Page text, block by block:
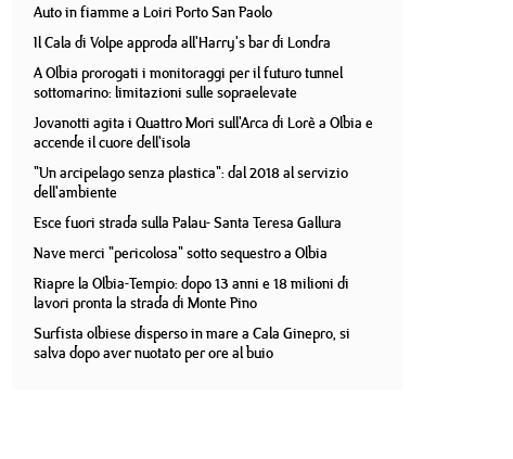
Auto in fiamme a Loiri Porto San Paolo
Il Cala di Volpe approda all'Harry's bar di Londra
A Olbia prorogati i monitoraggi per il futuro tunnel
sottomarino: limitazioni sulle sopraelevate
Jovanotti agita i Quattro Mori sull'Arca di Lorè a Olbia e
accende il cuore dell'isola
"Un arcipelago senza plastica": dal 2018 al servizio
dell'ambiente
Esce fuori strada sulla Palau- Santa Teresa Gallura
Nave merci "pericolosa" sotto sequestro a Olbia
Riapre la Olbia-Tempio: dopo 13 anni e 18 milioni di
lavori pronta la strada di Monte Pino
Surfista olbiese disperso in mare a Cala Ginepro, si
salva dopo aver nuotato per ore al buio